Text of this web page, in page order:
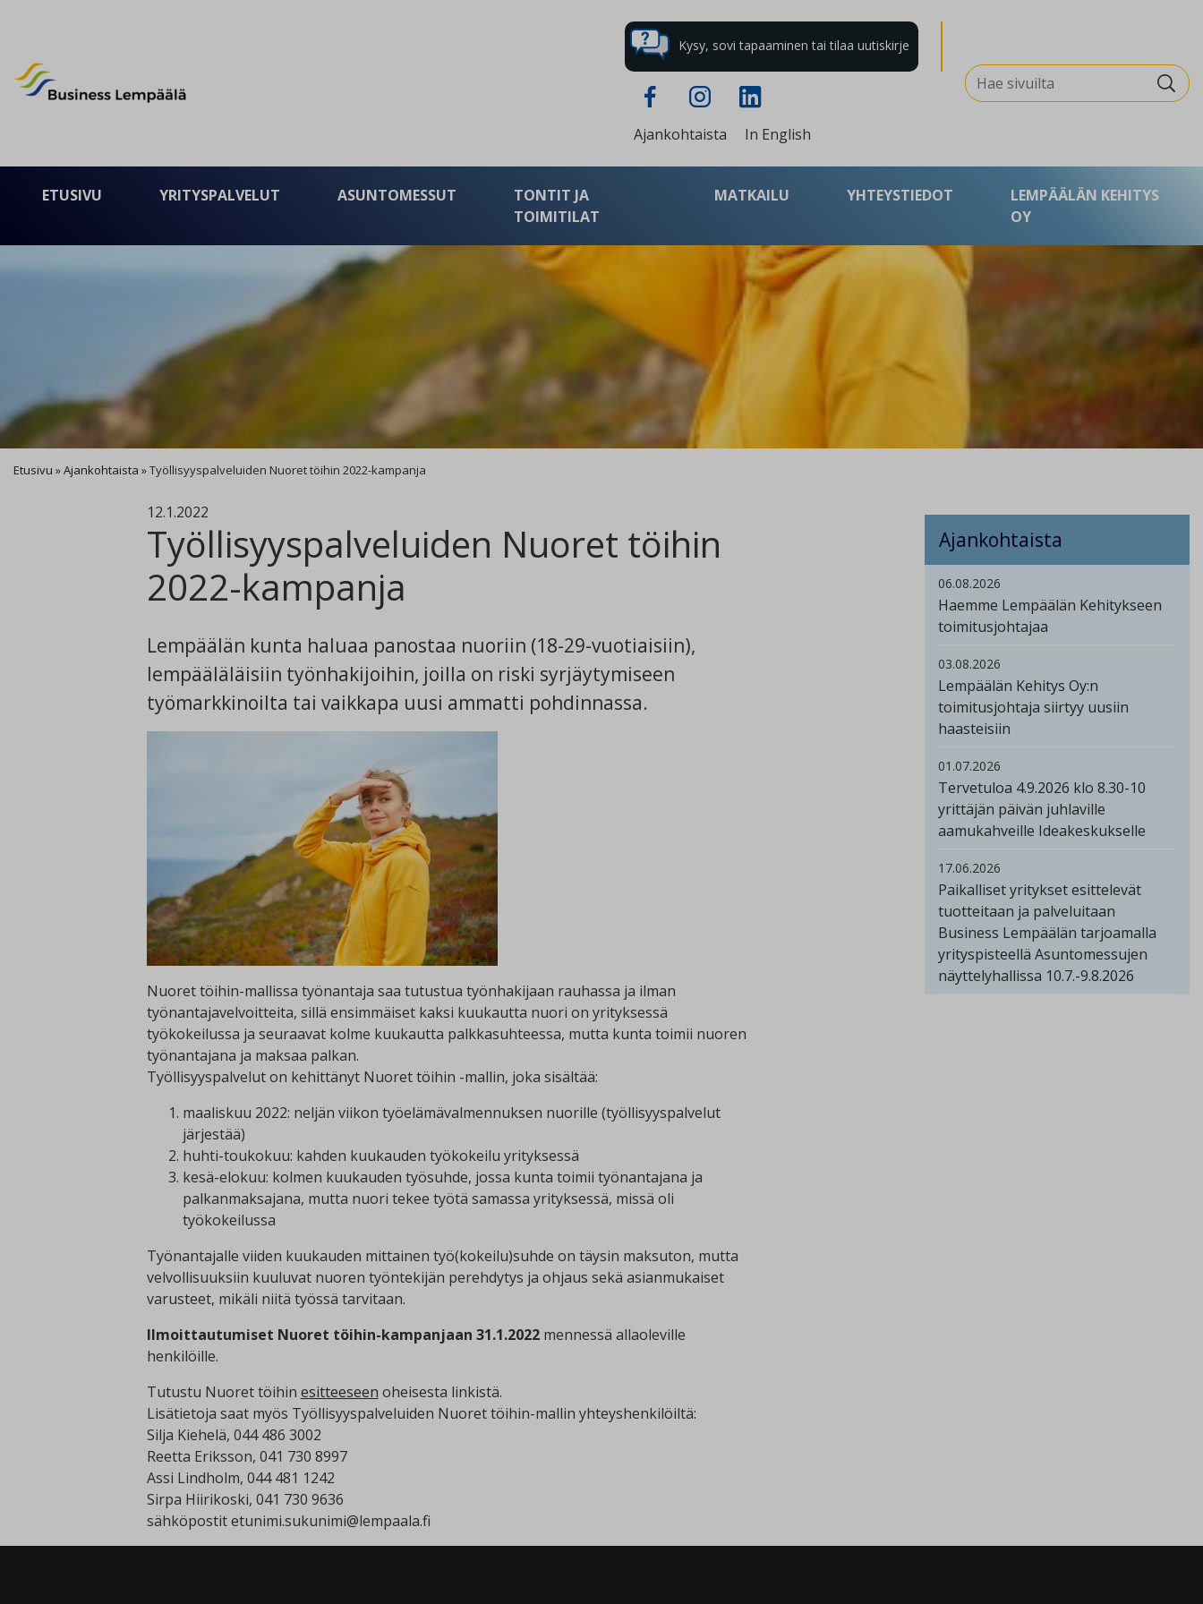
Business Lempäälä
Kysy, sovi tapaaminen tai tilaa uutiskirje
Ajankohtaista In English
Search for:
ETUSIVU YRITYSPALVELUT ASUNTOMESSUT
TONTIT JA
TOIMITILAT
MATKAILU YHTEYSTIEDOT
LEMPÄÄLÄN KEHITYS
OY
Etusivu »Ajankohtaista »Työllisyyspalveluiden Nuoret töihin 2022-kampanja
12.1.2022
Työllisyyspalveluiden Nuoret töihin
2022-kampanja
Lempäälän kunta haluaa panostaa nuoriin (18-29-vuotiaisiin),
lempääläläisiin työnhakijoihin, joilla on riski syrjäytymiseen
työmarkkinoilta tai vaikkapa uusi ammatti pohdinnassa.
Nuoret töihin-mallissa työnantaja saa tutustua työnhakijaan rauhassa ja ilman
työnantajavelvoitteita, sillä ensimmäiset kaksi kuukautta nuori on yrityksessä
työkokeilussa ja seuraavat kolme kuukautta palkkasuhteessa, mutta kunta toimii nuoren
työnantajana ja maksaa palkan.
Työllisyyspalvelut on kehittänyt Nuoret töihin -mallin, joka sisältää:
maaliskuu 2022: neljän viikon työelämävalmennuksen nuorille (työllisyyspalvelut
järjestää)
huhti-toukokuu: kahden kuukauden työkokeilu yrityksessä
kesä-elokuu: kolmen kuukauden työsuhde, jossa kunta toimii työnantajana ja
palkanmaksajana, mutta nuori tekee työtä samassa yrityksessä, missä oli
työkokeilussa
Työnantajalle viiden kuukauden mittainen työ(kokeilu)suhde on täysin maksuton, mutta
velvollisuuksiin kuuluvat nuoren työntekijän perehdytys ja ohjaus sekä asianmukaiset
varusteet, mikäli niitä työssä tarvitaan.
Ilmoittautumiset Nuoret töihin-kampanjaan 31.1.2022mennessä allaoleville
henkilöille.
Tutustu Nuoret töihin esitteeseen oheisesta linkistä.
Lisätietoja saat myös Työllisyyspalveluiden Nuoret töihin-mallin yhteyshenkilöiltä:
Silja Kiehelä, 044 486 3002
Reetta Eriksson, 041 730 8997
Assi Lindholm, 044 481 1242
Sirpa Hiirikoski, 041 730 9636
sähköpostit etunimi.sukunimi@lempaala.fi
Ajankohtaista
06.08.2026
Haemme Lempäälän Kehitykseen
toimitusjohtajaa
03.08.2026
Lempäälän Kehitys Oy:n
toimitusjohtaja siirtyy uusiin
haasteisiin
01.07.2026
Tervetuloa 4.9.2026 klo 8.30-10
yrittäjän päivän juhlaville
aamukahveille Ideakeskukselle
17.06.2026
Paikalliset yritykset esittelevät
tuotteitaan ja palveluitaan
Business Lempäälän tarjoamalla
yrityspisteellä Asuntomessujen
näyttelyhallissa 10.7.-9.8.2026